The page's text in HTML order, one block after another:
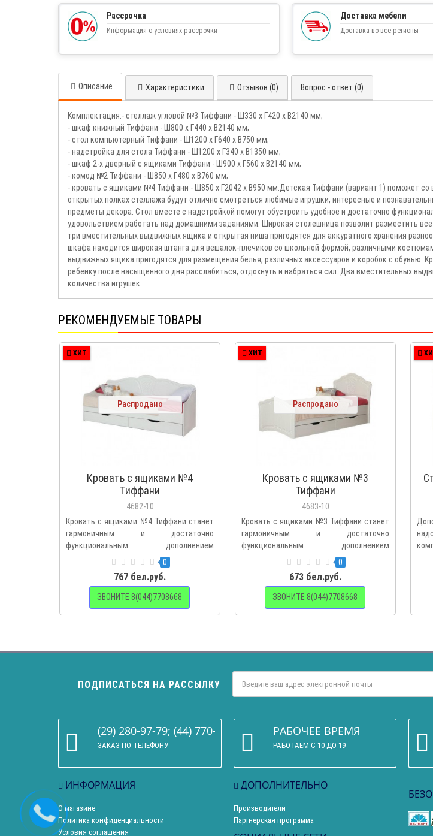
Рассрочка
Информация о условиях рассрочки
Доставка мебели
Доставка во все регионы
Описание Характеристики Отзывов (0) Вопрос - ответ (0)
Комплектация:- стеллаж угловой №3 Тиффани - Ш330 х Г420 х В2140 мм;
- шкаф книжный Тиффани - Ш800 х Г440 х В2140 мм;
- стол компьютерный Тиффани - Ш1200 х Г640 х В750 мм;
- надстройка для стола Тиффани - Ш1200 х Г340 х В1350 мм;
- шкаф 2-х дверный с ящиками Тиффани - Ш900 х Г560 х В2140 мм;
- комод №2 Тиффани - Ш850 х Г480 х В760 мм;
- кровать с ящиками №4 Тиффани - Ш850 х Г2042 х В950 мм.Детская Тиффани (вариант 1) поможет
открытых полках стеллажа будут отлично смотреться любимые игрушки, интересные и
предметы декора. Стол вместе с надстройкой помогут обустроить удобное и достаточно
удовольствием работать над домашними заданиями. Широкая столешница позволит разместить
три вместительных выдвижных ящика и открытая ниша пригодятся для аккуратного хранения
шкафа находится широкая штанга для вешалок-плечиков со школьной формой, различными
выдвижных ящика пригодятся для размещения белья, различных аксессуаров и коробок с обувью.
ребенку после насыщенного дня расслабиться, отдохнуть и набраться сил. Два вместительных
количества игрушек.
РЕКОМЕНДУЕМЫЕ ТОВАРЫ
ХИТ
Распродано
Кровать с ящиками №4
Тиффани
4682-10
Кровать с ящиками №4 Тиффани станет
гармоничным и достаточно
функциональным дополнением
интерьера де..
0
767 бел.руб.
ЗВОНИТЕ 8(044)7708668
ХИТ
Распродано
Кровать с ящиками №3
Тиффани
4683-10
Кровать с ящиками №3 Тиффани станет
гармоничным и достаточно
функциональным дополнением
интерьера де..
0
673 бел.руб.
ЗВОНИТЕ 8(044)7708668
ПОДПИСАТЬСЯ НА РАССЫЛКУ
(29) 280-97-79; (44) 770-86-68
ЗАКАЗ ПО ТЕЛЕФОНУ
РАБОЧЕЕ ВРЕМЯ
РАБОТАЕМ С 10 ДО 19
ИНФОРМАЦИЯ
О магазине
Политика конфиденциальности
Условия соглашения
ДОПОЛНИТЕЛЬНО
Производители
Партнерская программа